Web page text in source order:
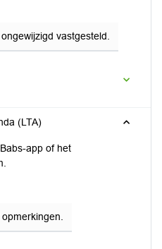
vastgesteld.
(LTA)
app of het